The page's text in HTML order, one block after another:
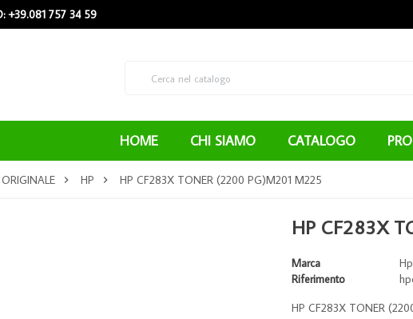
+39.081 757 34 59
HOME CHI SIAMO CATALOGO
 HP  HP CF283X TONER (2200 PG)M201 M225
HP CF283X
Marca
Hp
Riferimento
HP CF283X TONER